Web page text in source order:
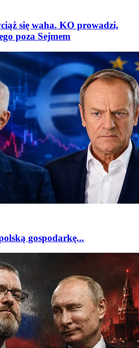
się waha. KO prowadzi,
poza Sejmem
gospodarkę...